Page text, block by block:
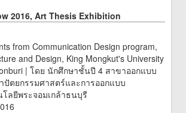
2016, Art Thesis Exhibition
from Communication Design program,
and Design, King Mongkut's University
| โดย นักศึกษาชั้นปี 4 สาขาออกแบบ
ตยกรรมศาสตร์และการออกแบบ
ลยีพระจอมเกล้าธนบุรี